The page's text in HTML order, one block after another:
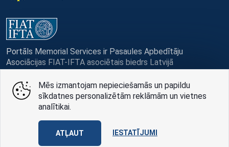
Portāls Memorial Services ir Pasaules Apbedītāju
Asociācijas FIAT-IFTA asociētais biedrs Latvijā
Privātuma politikaiun lietošanas noteikumi
Mēs izmantojam nepieciešamās un papildu
sīkdatnes personalizētām reklāmām un vietnes
analītikai.
ATĻAUT IESTATĪJUMI